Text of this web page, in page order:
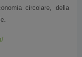
circolare, della